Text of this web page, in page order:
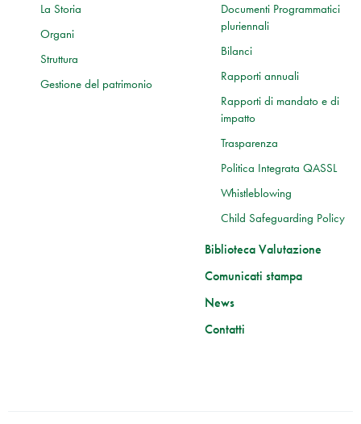
La Storia
Organi
Struttura
Gestione del patrimonio
Documenti Programmatici
pluriennali
Bilanci
Rapporti annuali
Rapporti di mandato e di
impatto
Trasparenza
Politica Integrata QASSL
Whistleblowing
Child Safeguarding Policy
Biblioteca Valutazione
Comunicati stampa
News
Contatti